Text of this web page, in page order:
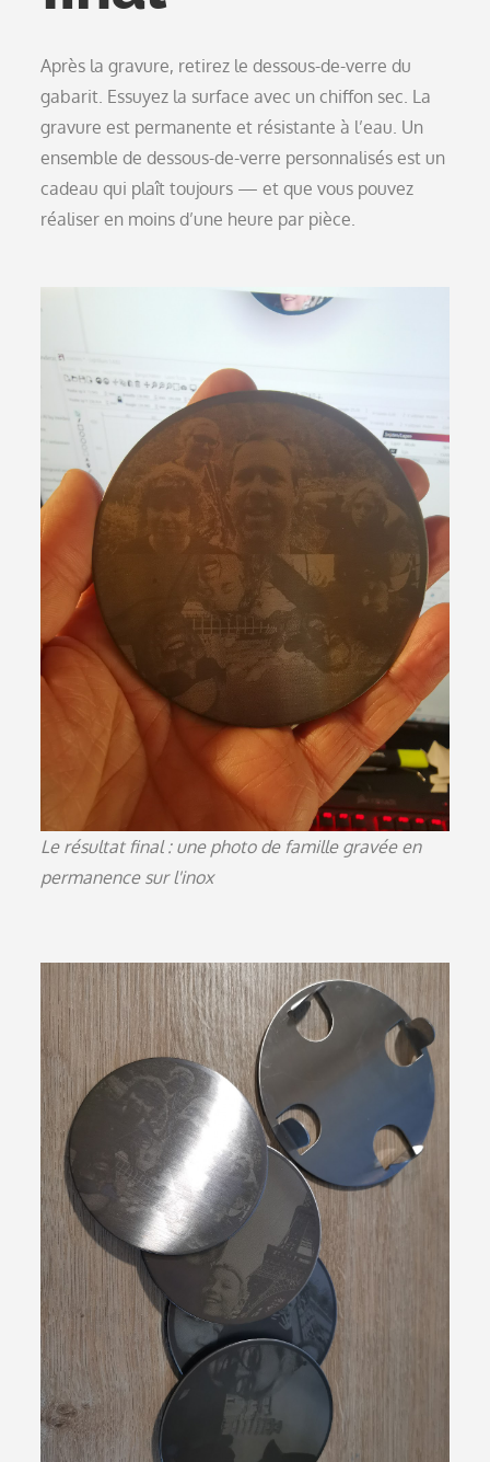
Après la gravure, retirez le dessous-de-verre du
gabarit. Essuyez la surface avec un chiffon sec. La
gravure est permanente et résistante à l’eau. Un
ensemble de dessous-de-verre personnalisés est un
cadeau qui plaît toujours — et que vous pouvez
réaliser en moins d’une heure par pièce.
Le résultat final : une photo de famille gravée en
permanence sur l'inox